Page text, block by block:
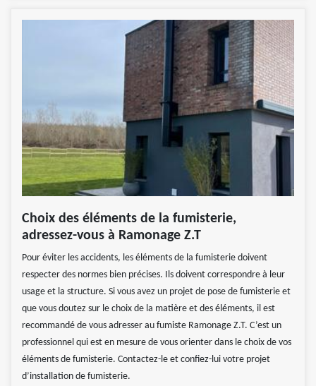
Choix des éléments de la fumisterie,
adressez-vous à Ramonage Z.T
Pour éviter les accidents, les éléments de la fumisterie doivent
respecter des normes bien précises. Ils doivent correspondre à leur
usage et la structure. Si vous avez un projet de pose de fumisterie et
que vous doutez sur le choix de la matière et des éléments, il est
recommandé de vous adresser au fumiste Ramonage Z.T. C’est un
professionnel qui est en mesure de vous orienter dans le choix de vos
éléments de fumisterie. Contactez-le et confiez-lui votre projet
d’installation de fumisterie.